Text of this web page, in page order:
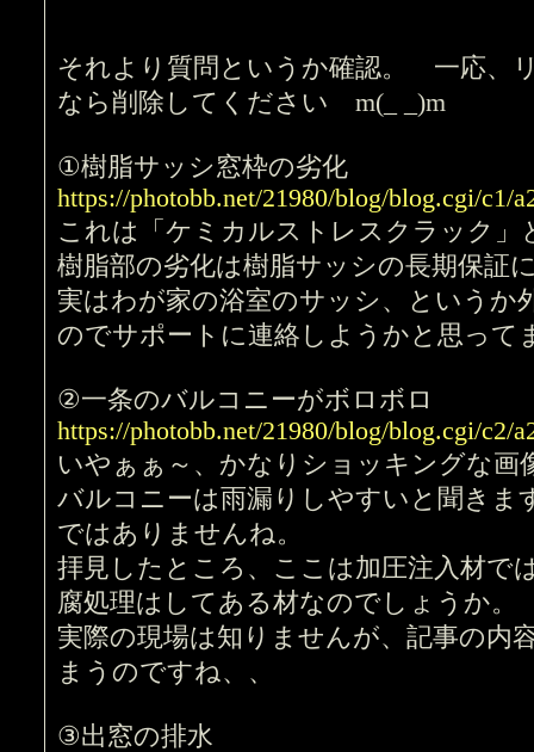
それより質問というか確認。 一応、
なら削除してください m(_ _)m
①樹脂サッシ窓枠の劣化
https://photobb.net/21980/blog/blog.cgi/c1/
これは「ケミカルストレスクラック」
樹脂部の劣化は樹脂サッシの長期保証
実はわが家の浴室のサッシ、というか
のでサポートに連絡しようかと思って
②一条のバルコニーがボロボロ
https://photobb.net/21980/blog/blog.cgi/c2/
いやぁぁ～、かなりショッキングな画
バルコニーは雨漏りしやすいと聞きま
ではありませんね。
拝見したところ、ここは加圧注入材で
腐処理はしてある材なのでしょうか。
実際の現場は知りませんが、記事の内
まうのですね、、
③出窓の排水